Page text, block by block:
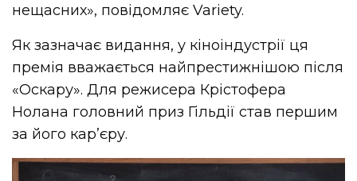
нещасних», повідомляє Variety.
Як зазначає видання, у кіноіндустрії ця
премія вважається найпрестижнішою після
«Оскару». Для режисера Крістофера
Нолана головний приз Гільдії став першим
за його кар’єру.